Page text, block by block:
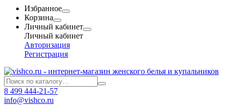
Избранное
Корзина
Личный кабинет
Личный кабинет
Авторизация
Регистрация
8 499 444-21-57
info@vishco.ru